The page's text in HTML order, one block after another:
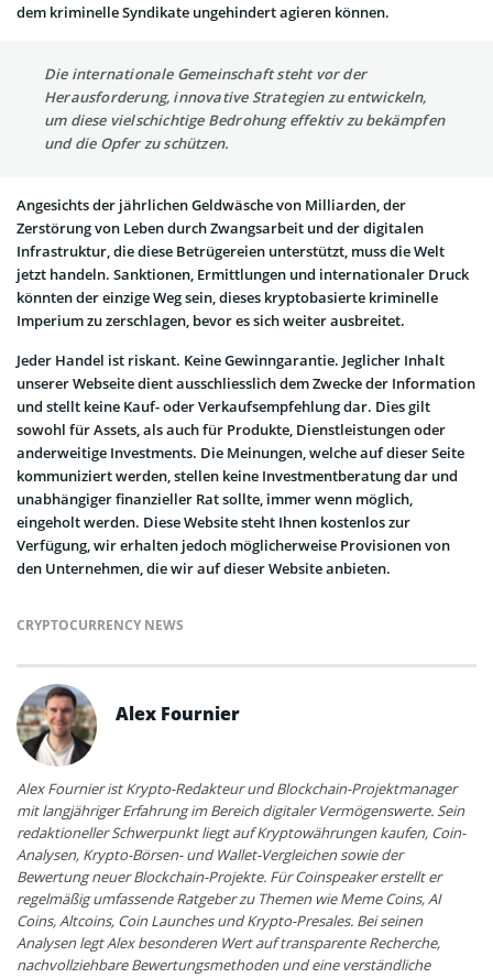
dem kriminelle Syndikate ungehindert agieren können.
Die internationale Gemeinschaft steht vor der
Herausforderung, innovative Strategien zu entwickeln,
um diese vielschichtige Bedrohung effektiv zu bekämpfen
und die Opfer zu schützen.
Angesichts der jährlichen Geldwäsche von Milliarden, der
Zerstörung von Leben durch Zwangsarbeit und der digitalen
Infrastruktur, die diese Betrügereien unterstützt, muss die Welt
jetzt handeln. Sanktionen, Ermittlungen und internationaler Druck
könnten der einzige Weg sein, dieses kryptobasierte kriminelle
Imperium zu zerschlagen, bevor es sich weiter ausbreitet.
Jeder Handel ist riskant. Keine Gewinngarantie. Jeglicher Inhalt
unserer Webseite dient ausschliesslich dem Zwecke der Information
und stellt keine Kauf- oder Verkaufsempfehlung dar. Dies gilt
sowohl für Assets, als auch für Produkte, Dienstleistungen oder
anderweitige Investments. Die Meinungen, welche auf dieser Seite
kommuniziert werden, stellen keine Investmentberatung dar und
unabhängiger finanzieller Rat sollte, immer wenn möglich,
eingeholt werden. Diese Website steht Ihnen kostenlos zur
Verfügung, wir erhalten jedoch möglicherweise Provisionen von
den Unternehmen, die wir auf dieser Website anbieten.
CRYPTOCURRENCY NEWS
Alex Fournier
Alex Fournier ist Krypto-Redakteur und Blockchain-Projektmanager
mit langjähriger Erfahrung im Bereich digitaler Vermögenswerte. Sein
redaktioneller Schwerpunkt liegt auf Kryptowährungen kaufen, Coin-
Analysen, Krypto-Börsen- und Wallet-Vergleichen sowie der
Bewertung neuer Blockchain-Projekte. Für Coinspeaker erstellt er
regelmäßig umfassende Ratgeber zu Themen wie Meme Coins, AI
Coins, Altcoins, Coin Launches und Krypto-Presales. Bei seinen
Analysen legt Alex besonderen Wert auf transparente Recherche,
nachvollziehbare Bewertungsmethoden und eine verständliche